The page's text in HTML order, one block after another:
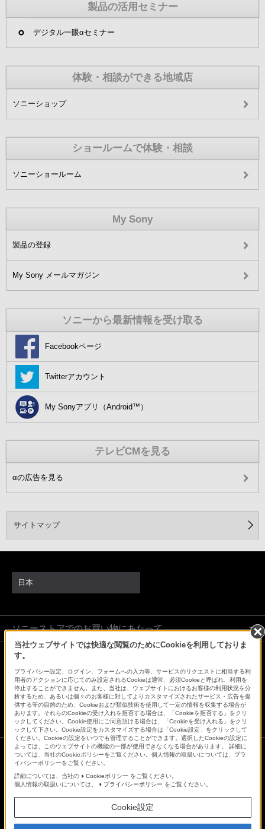
製品の活用セミナー
デジタル一眼αセミナー
体験・相談ができる地域店
ソニーショップ
ショールームで体験・相談
ソニーショールーム
My Sony
製品の登録
My Sony メールマガジン
ソニーから最新情報を受け取る
Facebookページ
Twitterアカウント
My Sonyアプリ（Android™）
テレビCMを見る
αの広告を見る
サイトマップ
当社ウェブサイトでは快適な閲覧のためにCookieを利用しておりま
す。
プライバシー設定、ログイン、フォームへの入力等、サービスのリクエストに相当する利
用者のアクションに応じてのみ設定されるCookieは通常、必須Cookieと呼ばれ、利用を
停止することができません。また、当社は、ウェブサイトにおけるお客様の利用状況を分
析するため、あるいは個々のお客様に対してよりカスタマイズされたサービス・広告を提
供する等の目的のため、Cookieおよび類似技術を使用して一定の情報を収集する場合が
あります。それらのCookieの受け入れを拒否する場合は、「Cookieを拒否する」をクリ
ックしてください。Cookie使用にご同意頂ける場合は、「Cookieを受け入れる」をクリ
ックして下さい。Cookie設定をカスタマイズする場合は「Cookie設定」をクリックして
ください。Cookieの設定をいつでも管理することができます。選択したCookieの設定に
よっては、このウェブサイトの機能の一部が使用できなくなる場合があります。 詳細に
ついては、当社のCookieポリシーをご覧ください。個人情報の取扱いについては、プラ
イバシーポリシーをご覧ください。
詳細については、当社の
Cookieポリシー をご覧ください。
個人情報の取扱いについては、
プライバシーポリシー をご覧ください。
Cookie設定
日本
ソニーストアでのお買い物にあたって
会社情報 採用情報 特約店のご案内
ニュースリリース
環境情報
My Sony 利用規約
プライバシーポリシー
Copyright 2026 Sony Marketing Inc.